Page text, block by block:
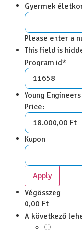
Gyermek
Please enter a
This field is
Program id*
Young
Price:
Kupon
Végösszeg
0,00 Ft
A következő